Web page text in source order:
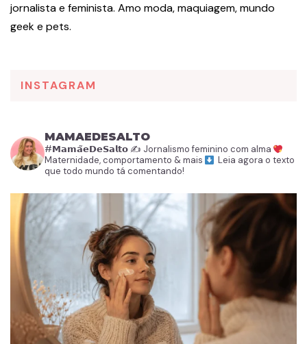
jornalista e feminista. Amo moda, maquiagem, mundo
geek e pets.
INSTAGRAM
MAMAEDESALTO
#𝗠𝗮𝗺𝗮̃𝗲𝗗𝗲𝗦𝗮𝗹𝘁𝗼 ✍️ Jornalismo feminino com alma
Maternidade, comportamento & mais
Leia agora o texto
que todo mundo tá comentando!